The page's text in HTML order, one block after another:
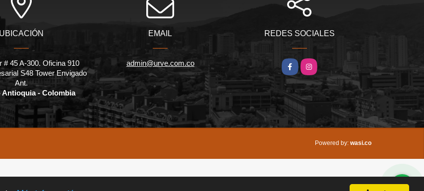
UBICACIÓN
# 45 A-300. Oficina 910
S48 Tower Envigado
Ant.
Antioquia - Colombia
EMAIL
admin@urve.com.co
REDES SOCIALES
Facebook
Instagram
Powered by: wasi.co